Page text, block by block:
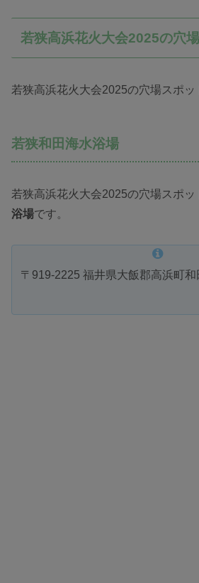
若狭高浜花火大会2025の穴
若狭高浜花火大会2025の穴場スポッ
若狭和田海水浴場
若狭高浜花火大会2025の穴場スポッ
浴場です。
〒919-2225 福井県大飯郡高浜町和